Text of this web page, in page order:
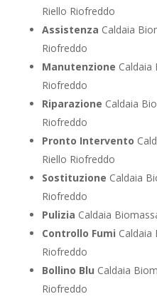
Riello Riofreddo
Assistenza Caldaia
Riofreddo
Manutenzione Caldaia
Riofreddo
Riparazione Caldaia
Riofreddo
Pronto Intervento
Riello Riofreddo
Sostituzione Caldaia
Riofreddo
Pulizia Caldaia
Controllo Fumi Caldaia
Riofreddo
Bollino Blu Caldaia
Riofreddo